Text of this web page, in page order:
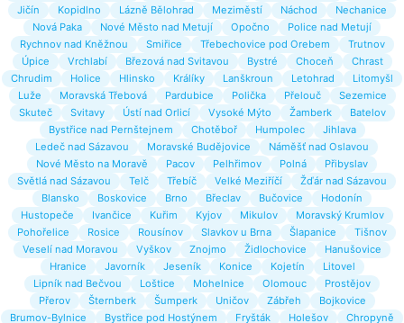
Jičín
Kopidlno Lázně Bělohrad Meziměstí Náchod
Nechanice
Nová Paka
Nové Město nad Metují Opočno
Police nad Metují
Rychnov nad Kněžnou
Smiřice Třebechovice pod Orebem
Trutnov
Úpice
Vrchlabí Březová nad Svitavou Bystré Choceň
Chrast
Chrudim
Holice Hlinsko Králíky Lanškroun Letohrad
Litomyšl
Luže
Moravská Třebová Pardubice Polička Přelouč
Sezemice
Skuteč
Svitavy Ústí nad Orlicí Vysoké Mýto Žamberk
Batelov
Bystřice nad Pernštejnem
Chotěboř Humpolec
Jihlava
Ledeč nad Sázavou
Moravské Budějovice
Náměšť nad Oslavou
Nové Město na Moravě
Pacov Pelhřimov Polná
Přibyslav
Světlá nad Sázavou
Telč Třebíč Velké Meziříčí
Žďár nad Sázavou
Blansko
Boskovice Brno Břeclav Bučovice
Hodonín
Hustopeče
Ivančice Kuřim Kyjov Mikulov
Moravský Krumlov
Pohořelice
Rosice Rousínov Slavkov u Brna Šlapanice
Tišnov
Veselí nad Moravou
Vyškov Znojmo Židlochovice
Hanušovice
Hranice
Javorník Jeseník Konice Kojetín
Litovel
Lipník nad Bečvou
Loštice Mohelnice Olomouc
Prostějov
Přerov
Šternberk Šumperk Uničov Zábřeh
Bojkovice
Brumov-Bylnice
Bystřice pod Hostýnem Fryšták Holešov Chropyně